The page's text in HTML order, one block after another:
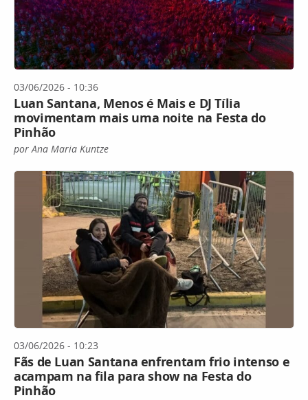
03/06/2026 - 10:36
Luan Santana, Menos é Mais e DJ Tília
movimentam mais uma noite na Festa do
Pinhão
por Ana Maria Kuntze
03/06/2026 - 10:23
Fãs de Luan Santana enfrentam frio intenso e
acampam na fila para show na Festa do
Pinhão